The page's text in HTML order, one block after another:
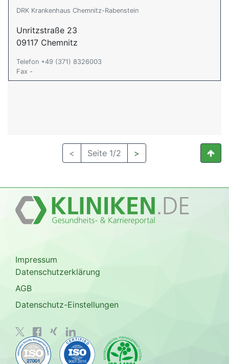
DRK Krankenhaus Chemnitz-Rabenstein
Unritzstraße 23
09117 Chemnitz
Telefon +49 (371) 8326003
Fax -
< Seite 1/2 >
Impressum
Datenschutzerklärung
AGB
Datenschutz-Einstellungen